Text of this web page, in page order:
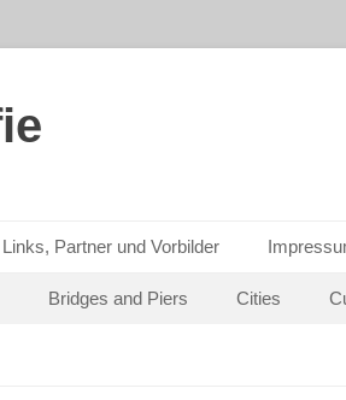
Partner und Vorbilder
Bridges and Piers Cities